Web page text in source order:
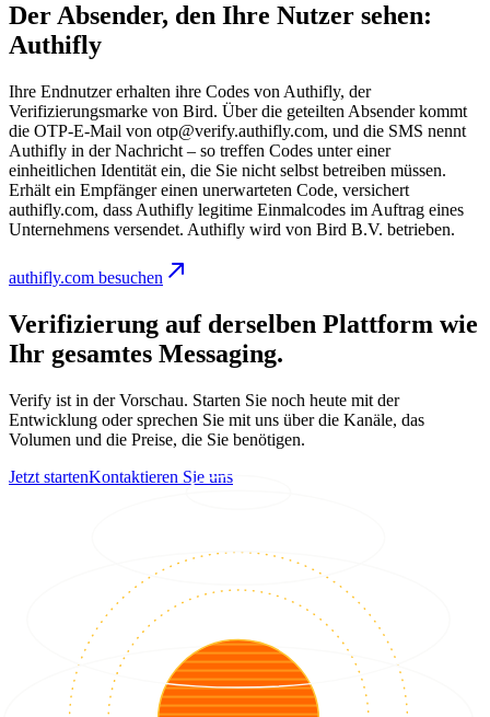
Der Absender, den Ihre Nutzer sehen:
Authifly
Ihre Endnutzer erhalten ihre Codes von Authifly, der
Verifizierungsmarke von Bird. Über die geteilten Absender kommt
die OTP-E-Mail von otp@verify.authifly.com, und die SMS nennt
Authifly in der Nachricht – so treffen Codes unter einer
einheitlichen Identität ein, die Sie nicht selbst betreiben müssen.
Erhält ein Empfänger einen unerwarteten Code, versichert
authifly.com, dass Authifly legitime Einmalcodes im Auftrag eines
Unternehmens versendet. Authifly wird von Bird B.V. betrieben.
authifly.com besuchen
Verifizierung auf derselben Plattform wie
Ihr gesamtes Messaging.
Verify ist in der Vorschau. Starten Sie noch heute mit der
Entwicklung oder sprechen Sie mit uns über die Kanäle, das
Volumen und die Preise, die Sie benötigen.
Jetzt startenKontaktieren Sie uns